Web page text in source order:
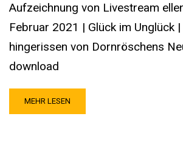
Aufzeichnung von Livestream
Februar 2021 | Glück im Unglück
hingerissen von Dornröschens
download
MEHR LESEN